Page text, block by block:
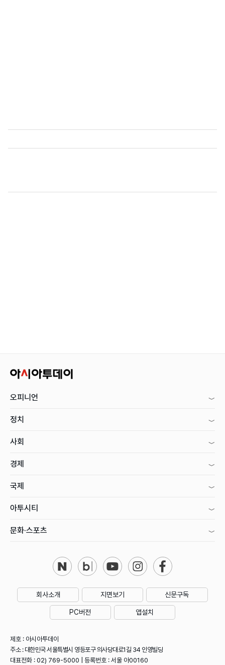
오피니언
정치
사회
경제
국제
아투시티
문화·스포츠
회사소개 지면보기 신문구독
PC버전 앱설치
제호 : 아시아투데이
주소 : 대한민국 서울특별시 영등포구 의사당대로1길 34 인영빌딩
대표전화 : 02) 769-5000 | 등록번호 : 서울 아00160